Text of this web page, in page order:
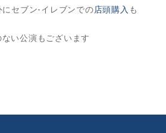
にセブン‐イレブンでの店頭購入 も
い公演もございます